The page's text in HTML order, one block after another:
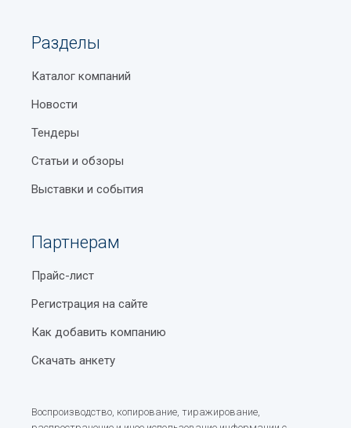
Разделы
Каталог компаний
Новости
Тендеры
Статьи и обзоры
Выставки и события
Партнерам
Прайс-лист
Регистрация на сайте
Как добавить компанию
Скачать анкету
Воспроизводство, копирование, тиражирование,